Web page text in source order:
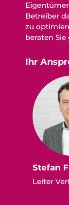
Betreiber
zu
beraten
Ihr
Stefan
Leiter